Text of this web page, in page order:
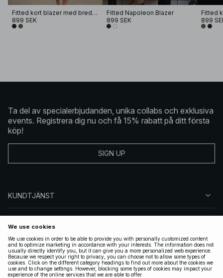
Fitted kort blazer med breda ärmar
899 SEK
Fitted Napoleon Blazer
899 SEK
899
Ta del av specialerbjudanden, unika collabs och exklusiva
events. Registrera dig nu och få 15% rabatt på ditt första
köp!
SIGN UP
KUNDTJÄNST
FÖLJ OSS
JURIDISKT